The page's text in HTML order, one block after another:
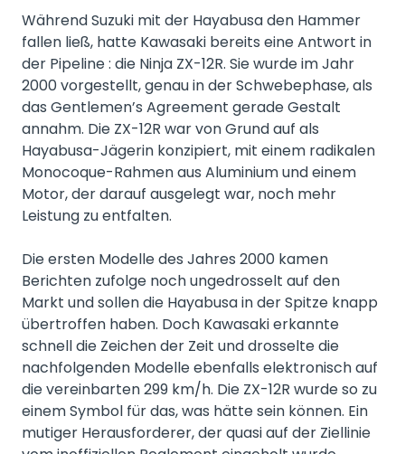
Während Suzuki mit der Hayabusa den Hammer
fallen ließ, hatte Kawasaki bereits eine Antwort in
der Pipeline : die Ninja ZX-12R. Sie wurde im Jahr
2000 vorgestellt, genau in der Schwebephase, als
das Gentlemen’s Agreement gerade Gestalt
annahm. Die ZX-12R war von Grund auf als
Hayabusa-Jägerin konzipiert, mit einem radikalen
Monocoque-Rahmen aus Aluminium und einem
Motor, der darauf ausgelegt war, noch mehr
Leistung zu entfalten.
Die ersten Modelle des Jahres 2000 kamen
Berichten zufolge noch ungedrosselt auf den
Markt und sollen die Hayabusa in der Spitze knapp
übertroffen haben. Doch Kawasaki erkannte
schnell die Zeichen der Zeit und drosselte die
nachfolgenden Modelle ebenfalls elektronisch auf
die vereinbarten 299 km/h. Die ZX-12R wurde so zu
einem Symbol für das, was hätte sein können. Ein
mutiger Herausforderer, der quasi auf der Ziellinie